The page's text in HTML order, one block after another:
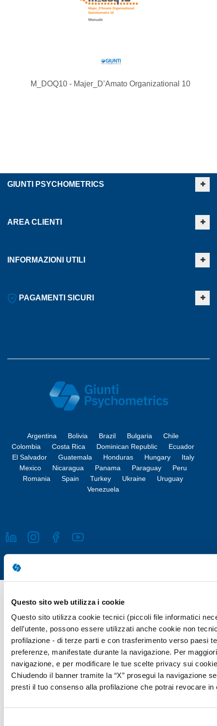
Questo sito web utilizza i cookie
Questo sito utilizza cookie tecnici (piccoli file informatici
dell’utente, possono essere utilizzati anche cookie non
profilazione - di terze parti e con trasferimento verso paesi
preferenze, manifestate durante la navigazione. Per
navigazione, e per modificare le tue scelte privacy sui
Chiudendo il banner tramite la “X” prosegui la navigazione
presti il tuo consenso alla profilazione che potrai revocare
M_DOQ10 - Majer_D’Amato Organizational 10
GIUNTI PSYCHOMETRICS
AREA CLIENTI
INFORMAZIONI UTILI
PAGAMENTI SICURI
Argentina Bolivia Brazil Bulgaria
Chile
Colombia
Costa Rica Dominican Republic
Ecuador
El Salvador
Guatemala Honduras Hungary
Italy
Mexico
Nicaragua Panama Paraguay
Peru
Romania
Spain Turkey Ukraine
Uruguay
Venezuela
Copyright © 2026 Giunti Psychometrics Italia S.r.l. | P.IVA 07367670481
coordinamento di Holding Daniel S.r.l., tutti i diritti riservati
Responsabile della Protezione dei Dati (Art. 37 del REG UE 2016/679)
Avv. Victoria Parise privacy@giuntipsy.com